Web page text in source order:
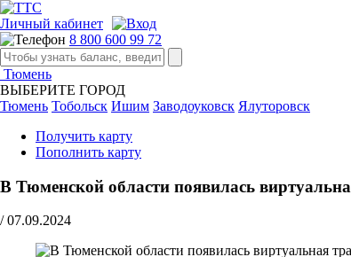
Личный кабинет
8 800 600 99 72
Тюмень
ВЫБЕРИТЕ ГОРОД
Тюмень Тобольск Ишим Заводоуковск Ялуторовск
Получить карту
Пополнить карту
В Тюменской области появилась
/ 07.09.2024